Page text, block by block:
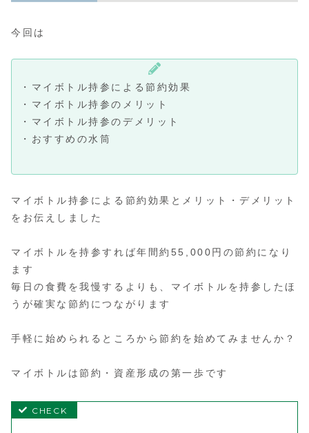
今回は
・マイボトル持参による節約効果
・マイボトル持参のメリット
・マイボトル持参のデメリット
・おすすめの水筒
マイボトル持参による節約効果とメリット・デメリット
をお伝えしました
マイボトルを持参すれば年間約55,000円の節約になり
ます
毎日の食費を我慢するよりも、マイボトルを持参したほ
うが確実な節約につながります
手軽に始められるところから節約を始めてみませんか？
マイボトルは節約・資産形成の第一歩です